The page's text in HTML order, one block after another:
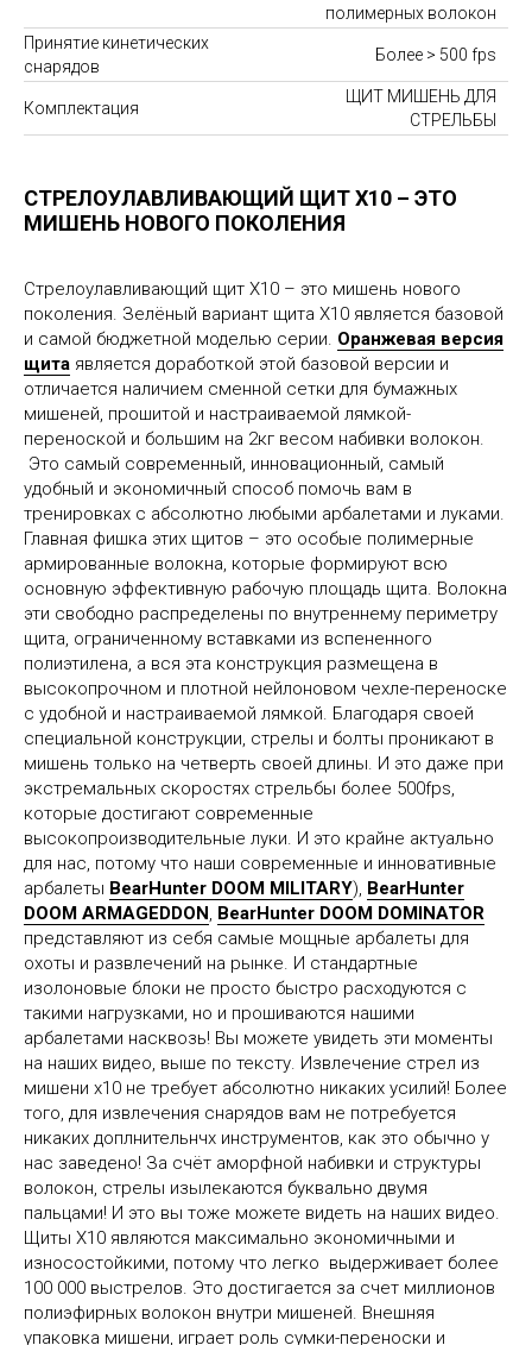
полимерных волокон
Принятие кинетических
снарядов
Более > 500 fps
Комплектация
ЩИТ МИШЕНЬ ДЛЯ
СТРЕЛЬБЫ
СТРЕЛОУЛАВЛИВАЮЩИЙ ЩИТ X10 – ЭТО
МИШЕНЬ НОВОГО ПОКОЛЕНИЯ
Стрелоулавливающий щит X10 – это мишень нового
поколения. Зелёный вариант щита X10 является базовой
и самой бюджетной моделью серии. Оранжевая версия
щита является доработкой этой базовой версии и
отличается наличием сменной сетки для бумажных
мишеней, прошитой и настраиваемой лямкой-
переноской и большим на 2кг весом набивки волокон.
Это самый современный, инновационный, самый
удобный и экономичный способ помочь вам в
тренировках с абсолютно любыми арбалетами и луками.
Главная фишка этих щитов – это особые полимерные
армированные волокна, которые формируют всю
основную эффективную рабочую площадь щита. Волокна
эти свободно распределены по внутреннему периметру
щита, ограниченному вставками из вспененного
полиэтилена, а вся эта конструкция размещена в
высокопрочном и плотной нейлоновом чехле-переноске
с удобной и настраиваемой лямкой. Благодаря своей
специальной конструкции, стрелы и болты проникают в
мишень только на четверть своей длины. И это даже при
экстремальных скоростях стрельбы более 500fps,
которые достигают современные
высокопроизводительные луки. И это крайне актуально
для нас, потому что наши современные и инновативные
арбалеты BearHunter DOOM MILITARY), BearHunter
DOOM ARMAGEDDON, BearHunter DOOM DOMINATOR
представляют из себя самые мощные арбалеты для
охоты и развлечений на рынке. И стандартные
изолоновые блоки не просто быстро расходуются с
такими нагрузками, но и прошиваются нашими
арбалетами насквозь! Вы можете увидеть эти моменты
на наших видео, выше по тексту. Извлечение стрел из
мишени x10 не требует абсолютно никаких усилий! Более
того, для извлечения снарядов вам не потребуется
никаких доплнительнчх инструментов, как это обычно у
нас заведено! За счёт аморфной набивки и структуры
волокон, стрелы изылекаются буквально двумя
пальцами! И это вы тоже можете видеть на наших видео.
Щиты X10 являются максимально экономичными и
износостойкими, потому что легко выдерживает более
100 000 выстрелов. Это достигается за счет миллионов
полиэфирных волокон внутри мишеней. Внешняя
упаковка мишени, играет роль сумки-переноски и
➜
➜
Александр Б.
Пришол быстро, в порванной коробке. Слава
СДЭКу ни чего не потеряли. Собрал легко.
Установил ВЕКТОР ОПТИКС понадобится
ВИВЕР-ВИВЕР высотой 15мм. В целом крутая
штука, жду изолон 20 см буду пристреливать.
Взводится легко, дочь 11 лет справляется без
проблем. Немного дороговат, но всё же
Больше отзывов
Илья
Давно мечтал об
не самый
самый
стрел), но какой
когда берешь